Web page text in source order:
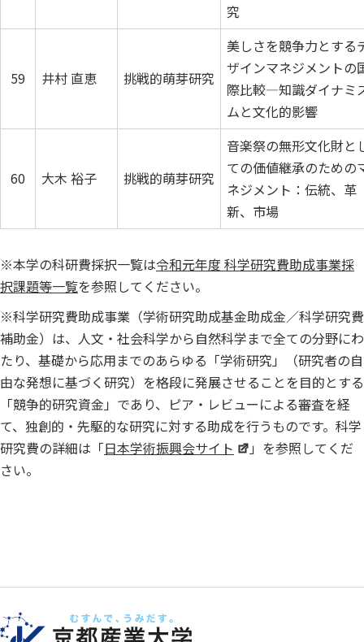
究
59 井村 直恵 挑戦的萌芽研究
美しさを競争力とする
ザインマネジメントの
際比較―知識ダイナミ
ムと文化的影響
60 大木 裕子 挑戦的萌芽研究
音楽祭の無形文化財と
ての価値継承のための
ネジメント：伝統、革
新、市場
※本学の科研費採択一覧は令和元年度 科学研究費助成事業採
択課題等一覧を参照してください。
※科学研究費助成事業（学術研究助成基金助成金／科学研究費
補助金）は、人文・社会科学から自然科学まで全ての分野にわ
たり、基礎から応用までのあらゆる「学術研究」（研究者の自
由な発想に基づく研究）を格段に発展させることを目的とする
「競争的研究資金」であり、ピア・レビューによる審査を経
て、独創的・先駆的な研究に対する助成を行うものです。科学
研究費の詳細は「日本学術振興会サイト
」を参照してくだ
さい。